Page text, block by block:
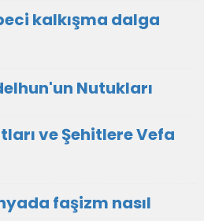
kalkışma dalga
Nutukları
ve Şehitlere Vefa
faşizm nasıl